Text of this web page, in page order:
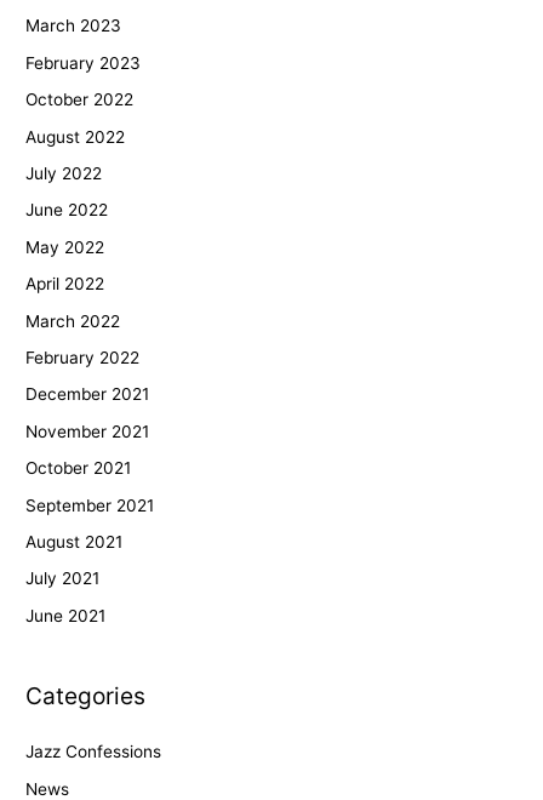
March 2023
February 2023
October 2022
August 2022
July 2022
June 2022
May 2022
April 2022
March 2022
February 2022
December 2021
November 2021
October 2021
September 2021
August 2021
July 2021
June 2021
Categories
Jazz Confessions
News